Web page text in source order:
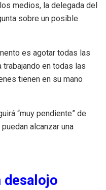
medios, la delegada del
sobre un posible
es agotar todas las
en todas las
tienen en su mano
“muy pendiente” de
alcanzar una
desalojo